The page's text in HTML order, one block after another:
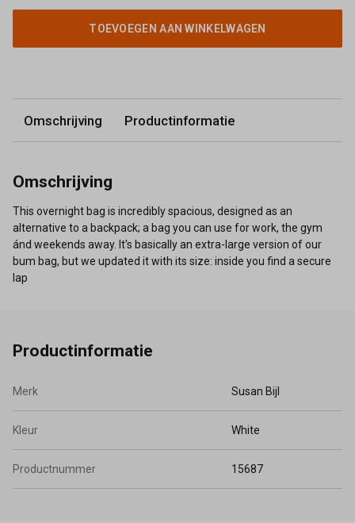
TOEVOEGEN AAN WINKELWAGEN
Omschrijving Productinformatie
Omschrijving
This overnight bag is incredibly spacious, designed as an
alternative to a backpack; a bag you can use for work, the gym
ánd weekends away. It's basically an extra-large version of our
bum bag, but we updated it with its size: inside you find a secure
lap
Productinformatie
Merk Susan Bijl
Kleur White
Productnummer 15687